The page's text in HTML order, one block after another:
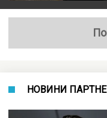
НОВИНИ